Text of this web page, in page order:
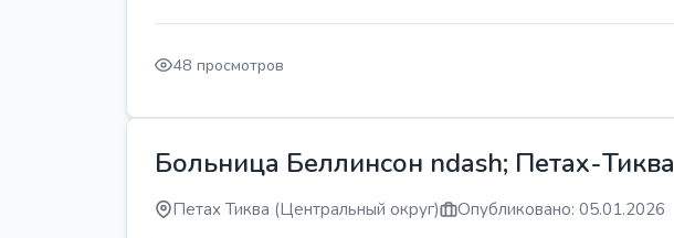
48 просмотров
Больница Беллинсон ndash; Петах-Тиква
Петах Тиква (Центральный округ) Опубликовано: 05.01.2026